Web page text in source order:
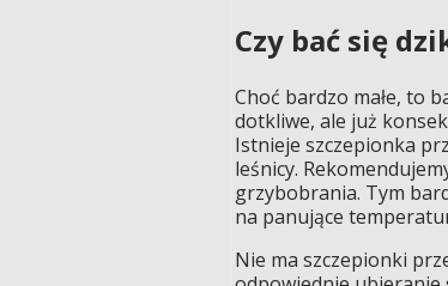
Czy bać się
Choć bardzo małe, to
dotkliwe, ale już
Istnieje szczepionka
leśnicy.
grzybobrania. Tym
na panujące
Nie ma szczepionki